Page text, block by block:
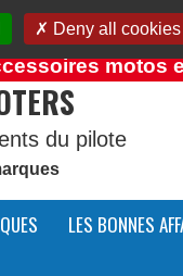
motos et
du pilote
LES BONNES
Deny all cookies